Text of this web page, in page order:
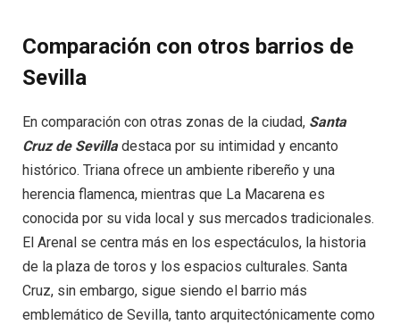
Comparación con otros barrios de
Sevilla
En comparación con otras zonas de la ciudad, Santa
Cruz de Sevilladestaca por su intimidad y encanto
histórico. Triana ofrece un ambiente ribereño y una
herencia flamenca, mientras que La Macarena es
conocida por su vida local y sus mercados tradicionales.
El Arenal se centra más en los espectáculos, la historia
de la plaza de toros y los espacios culturales. Santa
Cruz, sin embargo, sigue siendo el barrio más
emblemático de Sevilla, tanto arquitectónicamente como